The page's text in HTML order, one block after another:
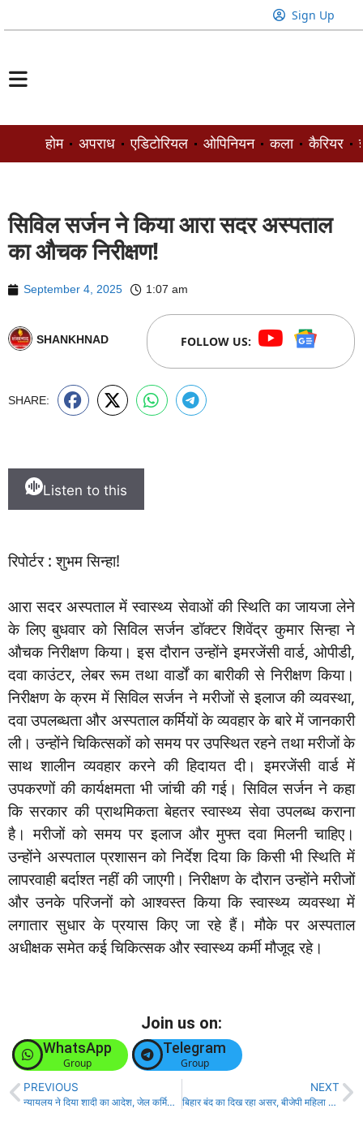
Sign Up
होम अपराध एडिटोरियल ओपिनियन कला कैरियर
सिविल सर्जन ने किया आरा सदर अस्पताल
का औचक निरीक्षण!
September 4, 2025 1:07 am
SHANKHNAD FOLLOW US:
SHARE:
Listen to this
रिपोर्टर : शुभम सिन्हा!
आरा सदर अस्पताल में स्वास्थ्य सेवाओं की स्थिति का जायजा लेने
के लिए बुधवार को सिविल सर्जन डॉक्टर शिवेंद्र कुमार सिन्हा ने
औचक निरीक्षण किया। इस दौरान उन्होंने इमरजेंसी वार्ड, ओपीडी,
दवा काउंटर, लेबर रूम तथा वार्डों का बारीकी से निरीक्षण किया।
निरीक्षण के क्रम में सिविल सर्जन ने मरीजों से इलाज की व्यवस्था,
दवा उपलब्धता और अस्पताल कर्मियों के व्यवहार के बारे में जानकारी
ली। उन्होंने चिकित्सकों को समय पर उपस्थित रहने तथा मरीजों के
साथ शालीन व्यवहार करने की हिदायत दी। इमरजेंसी वार्ड में
उपकरणों की कार्यक्षमता भी जांची की गई। सिविल सर्जन ने कहा
कि सरकार की प्राथमिकता बेहतर स्वास्थ्य सेवा उपलब्ध कराना
है। मरीजों को समय पर इलाज और मुफ्त दवा मिलनी चाहिए।
उन्होंने अस्पताल प्रशासन को निर्देश दिया कि किसी भी स्थिति में
लापरवाही बर्दाश्त नहीं की जाएगी। निरीक्षण के दौरान उन्होंने मरीजों
और उनके परिजनों को आश्वस्त किया कि स्वास्थ्य व्यवस्था में
लगातार सुधार के प्रयास किए जा रहे हैं। मौके पर अस्पताल
अधीक्षक समेत कई चिकित्सक और स्वास्थ्य कर्मी मौजूद रहे।
Join us on:
WhatsApp
Group
Telegram
Group
PREVIOUS
न्यायलय ने दिया शादी का आदेश, जेल कर्मियों की कराई शादी!
NEXT
बिहार बंद का दिख रहा असर, बीजेपी महिला मोर्चा सड़क पर उतरी, लोगों से बंद रखने की अपील!